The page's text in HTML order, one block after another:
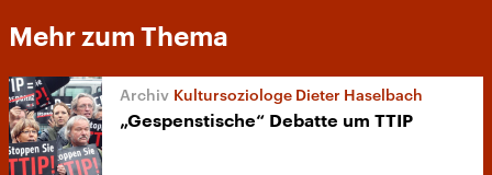
Mehr zum Thema
Kultursoziologe Dieter Haselbach
„Gespenstische“ Debatte um TTIP